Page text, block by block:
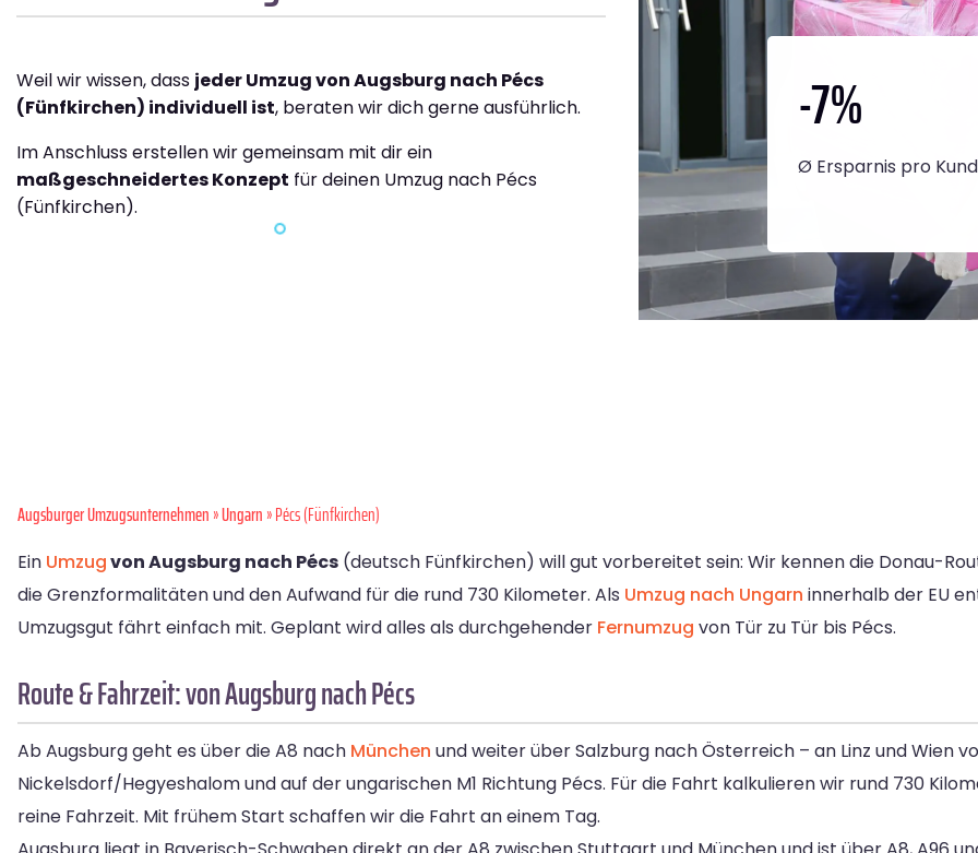
Weil wir wissen, dass jeder Umzug von Augsburg nach Pécs
(Fünfkirchen) individuell ist, beraten wir dich gerne ausführlich.
Im Anschluss erstellen wir gemeinsam mit dir ein
maßgeschneidertes Konzept für deinen Umzug nach Pécs
(Fünfkirchen).
-7%
Ø Ersparnis pro
Augsburger Umzugsunternehmen»Ungarn» Pécs (Fünfkirchen)
Ein Umzugvon Augsburg nach Pécs (deutsch Fünfkirchen) will gut vorbereitet sein: Wir kennen die Donau-
die Grenzformalitäten und den Aufwand für die rund 730 Kilometer. Als Umzug nach Ungarn innerhalb der EU
Umzugsgut fährt einfach mit. Geplant wird alles als durchgehender Fernumzug von Tür zu Tür bis Pécs.
Route & Fahrzeit: von Augsburg nach Pécs
Ab Augsburg geht es über die A8 nach München und weiter über Salzburg nach Österreich – an Linz und Wien
Nickelsdorf/Hegyeshalom und auf der ungarischen M1 Richtung Pécs. Für die Fahrt kalkulieren wir rund 730
reine Fahrzeit. Mit frühem Start schaffen wir die Fahrt an einem Tag.